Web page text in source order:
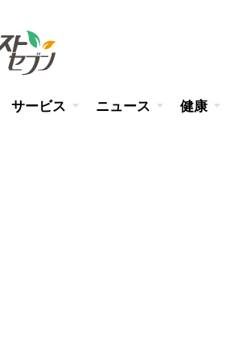
サービス ニュース 健康